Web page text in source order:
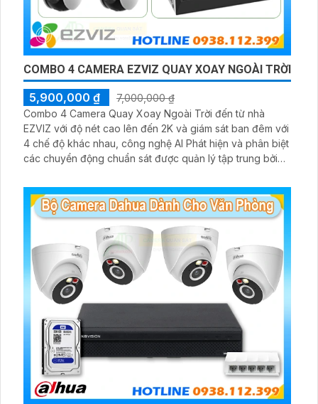
COMBO 4 CAMERA EZVIZ QUAY XOAY NGOÀI TRỜI
5,900,000 ₫
7,000,000 ₫
Combo 4 Camera Quay Xoay Ngoài Trời đến từ nhà
EZVIZ với độ nét cao lên đến 2K và giám sát ban đêm với
4 chế độ khác nhau, công nghệ AI Phát hiện và phân biệt
các chuyển động chuẩn sát được quản lý tập trung bởi